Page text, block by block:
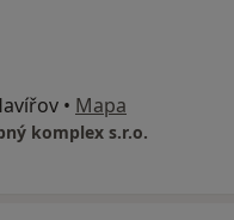
• Mapa
komplex s.r.o.